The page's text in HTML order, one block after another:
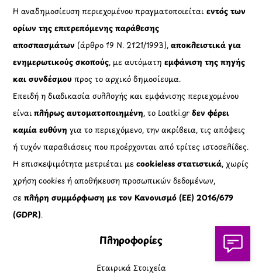
Η αναδημοσίευση περιεχομένου πραγματοποιείταιεντός των
ορίων της επιτρεπόμενης παράθεσης
αποσπασμάτων (άρθρο 19 Ν. 2121/1993), αποκλειστικά για
ενημερωτικούς σκοπούς, με αυτόματηεμφάνιση της πηγής
και συνδέσμου προς το αρχικό δημοσίευμα.
Επειδή η διαδικασία συλλογής και εμφάνισης περιεχομένου
είναιπλήρως αυτοματοποιημένη, το Loatki.grδεν φέρει
καμία ευθύνη για το περιεχόμενο, την ακρίβεια, τις απόψεις
ή τυχόν παραβιάσεις που προέρχονται από τρίτες ιστοσελίδες.
Η επισκεψιμότητα μετριέται μεcookieless στατιστικά, χωρίς
χρήση cookies ή αποθήκευση προσωπικών δεδομένων,
σεπλήρη συμμόρφωση με τον Κανονισμό (ΕΕ) 2016/679
(GDPR).
Πληροφορίες
Εταιρικά Στοιχεία